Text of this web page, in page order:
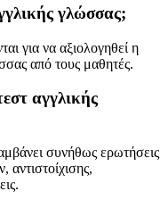
γλώσσας;
για να αξιολογηθεί η
από τους μαθητές.
αγγλικής
συνήθως ερωτήσεις